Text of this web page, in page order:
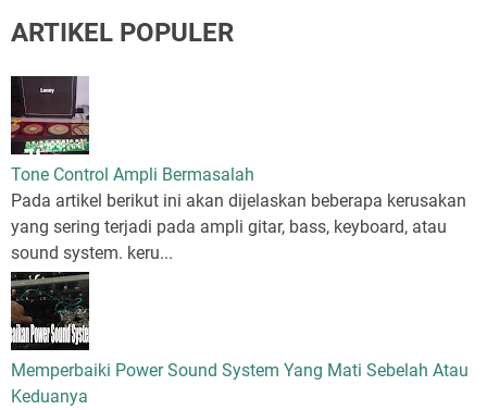
ARTIKEL POPULER
Tone Control Ampli Bermasalah
Pada artikel berikut ini akan dijelaskan beberapa kerusakan
yang sering terjadi pada ampli gitar, bass, keyboard, atau
sound system. keru...
Memperbaiki Power Sound System Yang Mati Sebelah Atau
Keduanya